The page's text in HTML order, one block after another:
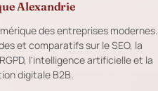
Alexandrie
des entreprises modernes.
et comparatifs sur le SEO, la
l'intelligence artificielle et la
digitale B2B.